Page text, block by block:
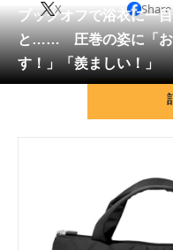
会員記事
メディア
注目記事を集めた総合ペ
進化するPCとデバイスの
好きが集まる 比べて選べ
ブックオフで浴衣に一
と…… 圧巻の姿に「お
す！」「羨ましい！」
X Share